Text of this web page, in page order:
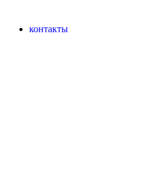
контакты